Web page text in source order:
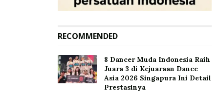
RECOMMENDED
8 Dancer Muda Indonesia Raih
Juara 3 di Kejuaraan Dance
Asia 2026 Singapura Ini Detail
Prestasinya